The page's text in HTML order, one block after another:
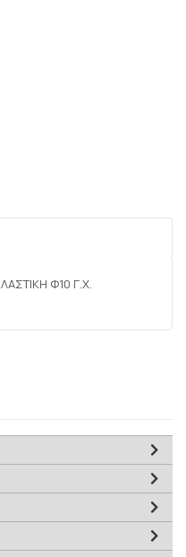
Φ10 Γ.Χ.